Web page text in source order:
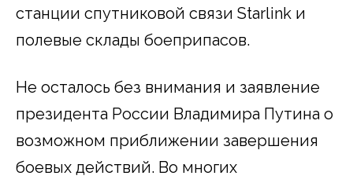
станции спутниковой связи Starlink и
полевые склады боеприпасов.
Не осталось без внимания и заявление
президента России Владимира Путина о
возможном приближении завершения
боевых действий. Во многих